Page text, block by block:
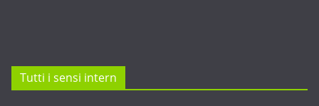
Tutti i sensi intern